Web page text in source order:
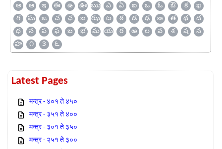
అ ఆ ఇ ఈ ఉ ఊ ఋ ఎ ఏ ఐ ఒ ఓ ఔ క
ఖ
గ
ఘ ఙ చ ఛ జ ఝ ట ఠ డ ఢ ణ త థ
ద
ధ
న ప ఫ బ భ మ య ర ఱ ల వ శ ష
స
హ
౧ ౩ ౬
Latest Pages
मन्त्र - ४०१ ते ४५०
मन्त्र - ३५१ ते ४००
मन्त्र - ३०१ ते ३५०
मन्त्र - २५१ ते ३००